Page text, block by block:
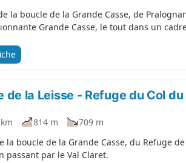
la boucle de la Grande Casse, de
Grande Casse, le tout dans un
de la Leisse - Refuge du Col
814 m
709 m
la boucle de la Grande Casse, du Refuge
passant par le Val Claret.